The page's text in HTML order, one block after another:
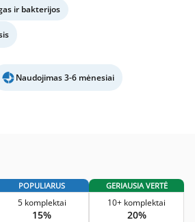
ir bakterijos
Naudojimas 3-6 mėnesiai
POPULIARUS
5 komplektai
15%
GERIAUSIA VERTĖ
10+ komplektai
20%